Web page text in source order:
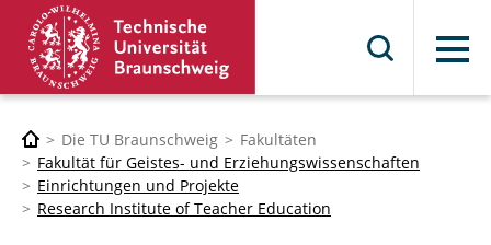
Menü
Die TU Braunschweig
Fakultäten
Fakultät für Geistes- und Erziehungswissenschaften
Einrichtungen und Projekte
Research Institute of Teacher Education